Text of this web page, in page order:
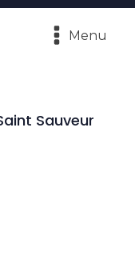
Menu
Sauveur